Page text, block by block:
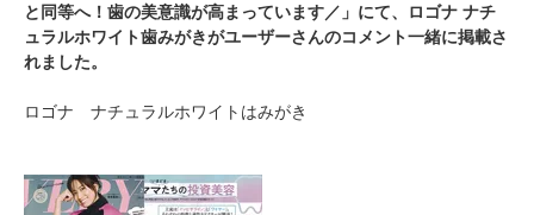
と同等へ！歯の美意識が高まっています／」にて、ロゴナ ナチ
ュラルホワイト歯みがきがユーザーさんのコメント一緒に掲載さ
れました。
ロゴナ ナチュラルホワイトはみがき